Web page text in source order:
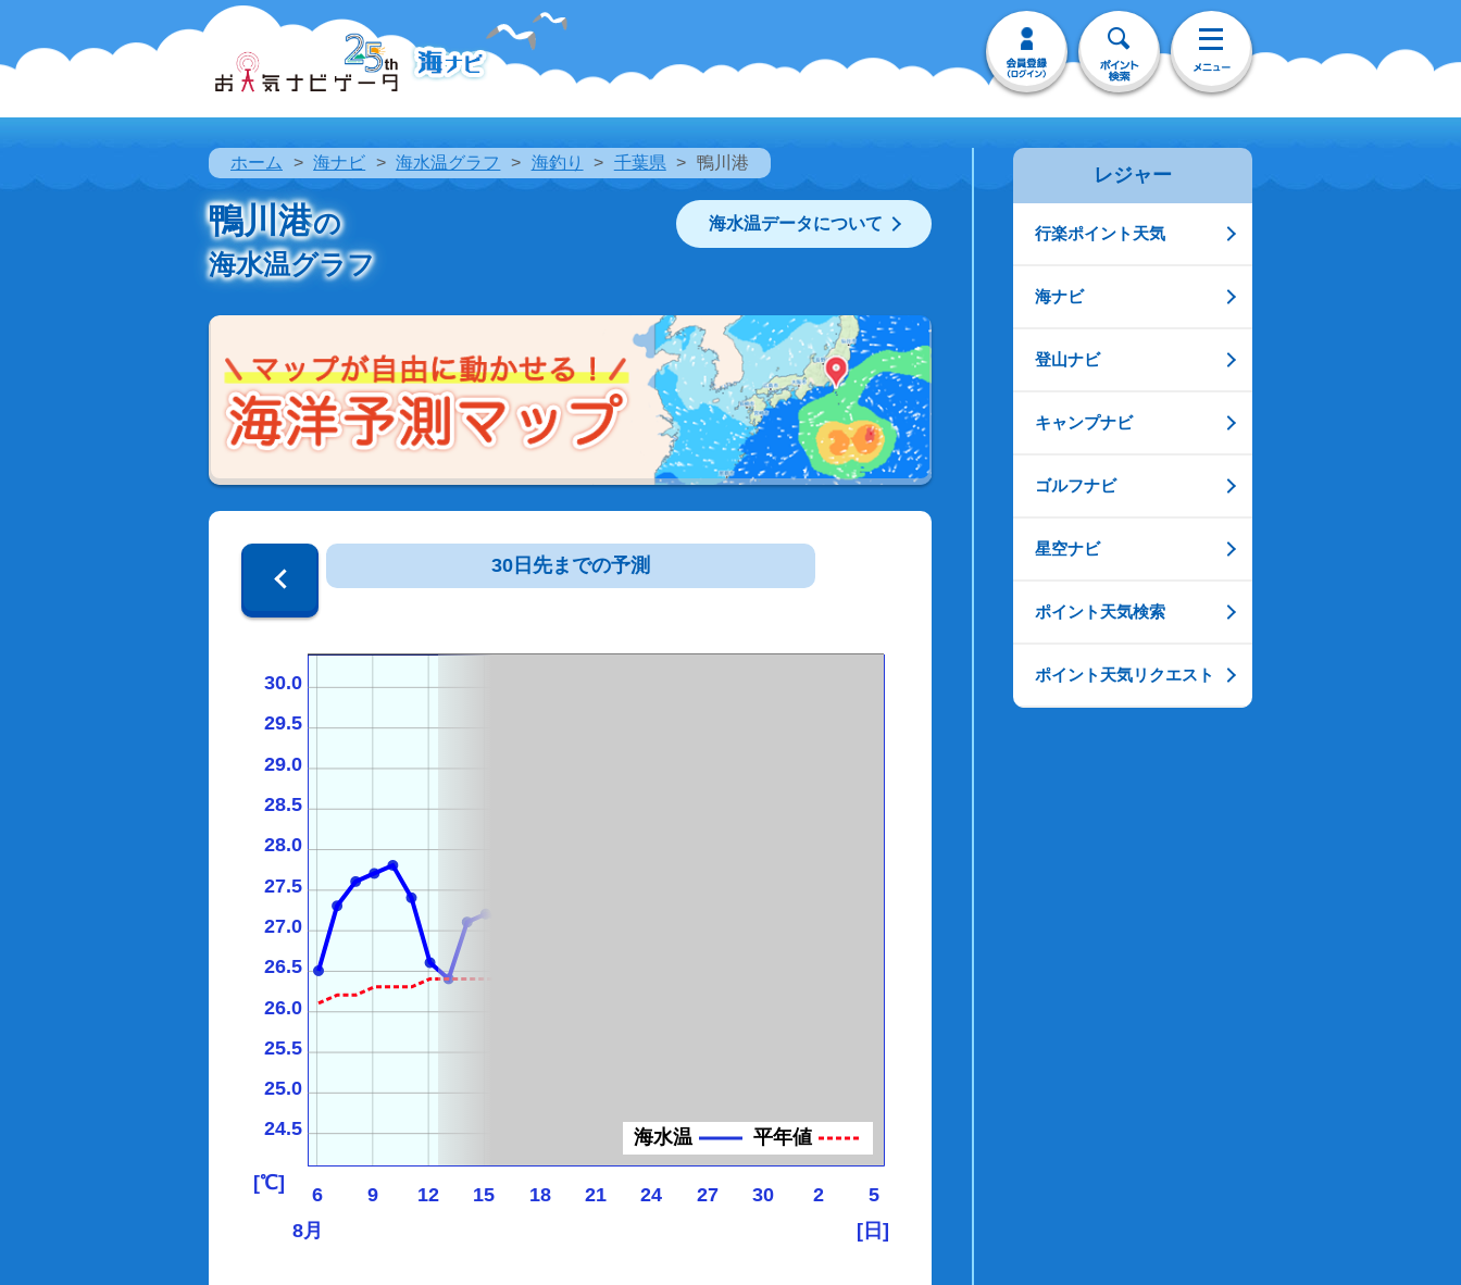
ホーム 海ナビ 海水温グラフ 海釣り 千葉県 鴨川港
鴨川港の
海水温グラフ
海水温データについて
30日先までの予測
6 9 12 15 18 21 24 27 30 2 5
[日]
24.5
25.0
25.5
26.0
26.5
27.0
27.5
28.0
28.5
29.0
29.5
30.0
[℃]
8月
海水温 平年値
レジャー
行楽ポイント天気
海ナビ
登山ナビ
キャンプナビ
ゴルフナビ
星空ナビ
ポイント天気検索
ポイント天気リクエスト